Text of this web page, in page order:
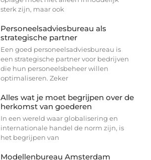
sterk zijn, maar ook
Personeelsadviesbureau als
strategische partner
Een goed personeelsadviesbureau is
een strategische partner voor bedrijven
die hun personeelsbeheer willen
optimaliseren. Zeker
Alles wat je moet begrijpen over de
herkomst van goederen
In een wereld waar globalisering en
internationale handel de norm zijn, is
het begrijpen van
Modellenbureau Amsterdam